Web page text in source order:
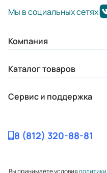
Мы в социальных сетях
Компания
Каталог товаров
Сервис и поддержка
8 (812) 320-88-81
Вы принимаете условия